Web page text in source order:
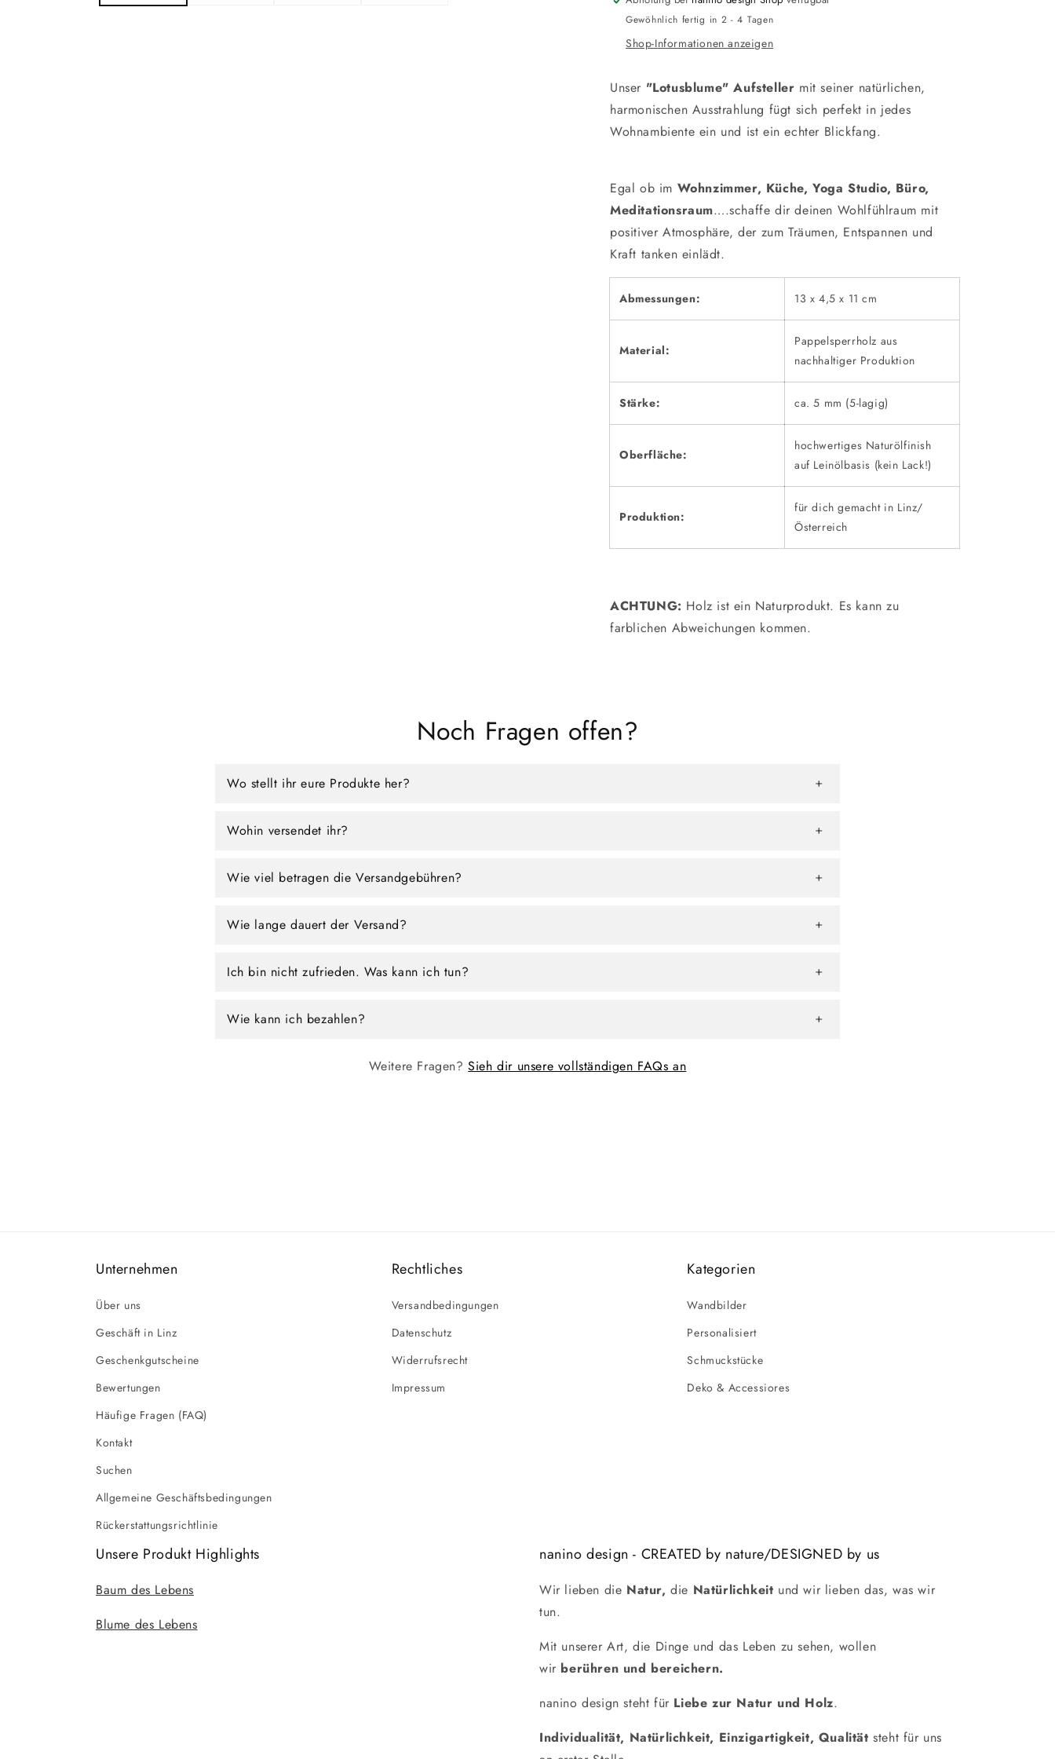
Gewöhnlich fertig in 2 - 4 Tagen
Shop-Informationen anzeigen
Unser "Lotusblume" Aufsteller mit seiner natürlichen,
harmonischen Ausstrahlung fügt sich perfekt in jedes
Wohnambiente ein und ist ein echter Blickfang.
Egal ob im Wohnzimmer, Küche, Yoga Studio, Büro,
Meditationsraum….schaffe dir deinen Wohlfühlraum mit
positiver Atmosphäre, der zum Träumen, Entspannen und
Kraft tanken einlädt.
Abmessungen: 13 x 4,5 x 11 cm
Material:
Pappelsperrholz aus
nachhaltiger Produktion
Stärke: ca. 5 mm (5-lagig)
Oberfläche:
hochwertiges Naturölfinish
auf Leinölbasis (kein Lack!)
Produktion:
für dich gemacht in Linz/
Österreich
ACHTUNG: Holz ist ein Naturprodukt. Es kann zu
farblichen Abweichungen kommen.
Noch Fragen offen?
Wo stellt ihr eure Produkte her?
Wohin versendet ihr?
Wie viel betragen die Versandgebühren?
Wie lange dauert der Versand?
Ich bin nicht zufrieden. Was kann ich tun?
Wie kann ich bezahlen?
Weitere Fragen?Sieh dir unsere vollständigen FAQs an
Unternehmen
Über uns
Geschäft in Linz
Geschenkgutscheine
Bewertungen
Häufige Fragen (FAQ)
Kontakt
Suchen
Allgemeine Geschäftsbedingungen
Rückerstattungsrichtlinie
Rechtliches
Versandbedingungen
Datenschutz
Widerrufsrecht
Impressum
Kategorien
Wandbilder
Personalisiert
Schmuckstücke
Deko & Accessiores
Unsere Produkt Highlights
Baum des Lebens
Blume des Lebens
nanino design - CREATED by nature/DESIGNED by us
Wir lieben die Natur, die Natürlichkeit und wir lieben das, was wir
tun.
Mit unserer Art, die Dinge und das Leben zu sehen, wollen
wir berühren und bereichern.
nanino design steht für Liebe zur Natur und Holz.
Individualität, Natürlichkeit, Einzigartigkeit, Qualität steht für uns